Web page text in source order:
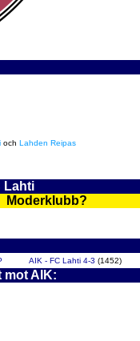
och Lahden Reipas
Lahti
Moderklubb?
AIK - FC Lahti 4-3 (1452)
mot AIK: